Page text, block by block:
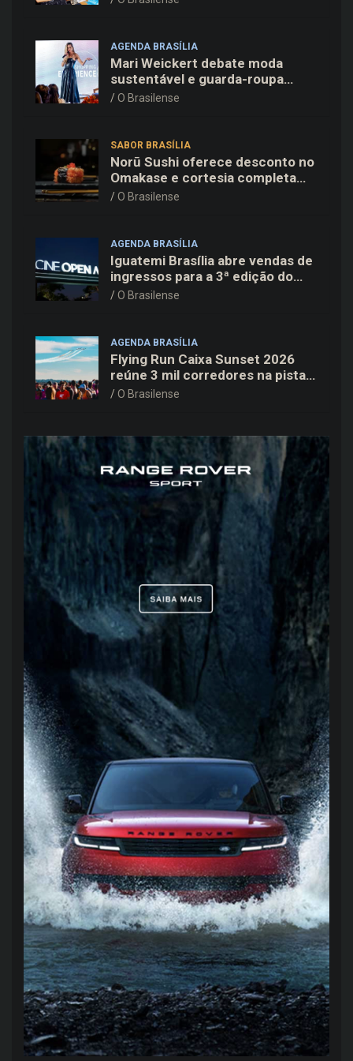
AGENDA BRASÍLIA
Mari Weickert debate moda
sustentável e guarda-roupa
inteligente no ParkShopping
O Brasilense
SABOR BRASÍLIA
Norū Sushi oferece desconto no
Omakase e cortesia completa
para os pais neste domingo
O Brasilense
AGENDA BRASÍLIA
Iguatemi Brasília abre vendas de
ingressos para a 3ª edição do
Cine Open Air
O Brasilense
AGENDA BRASÍLIA
Flying Run Caixa Sunset 2026
reúne 3 mil corredores na pista
do Aeroporto de Brasília neste
O Brasilense